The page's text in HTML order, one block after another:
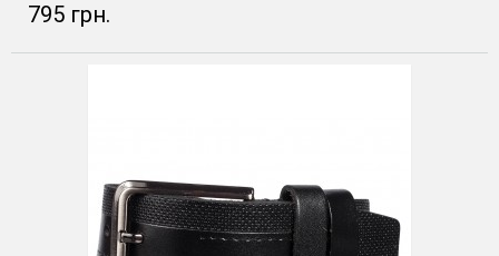
795 грн.